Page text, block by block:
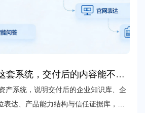
套系统，交付后的内容能不能
语种内容生产、官网表达、AI
用？
产系统，说明交付后的企业知识库、企
表达、产品能力结构与信任证据库，如